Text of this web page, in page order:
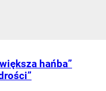
hańba”